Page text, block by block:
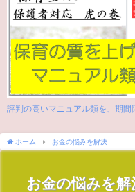
評判の高いマニュアル類を、期
ホーム お金の悩みを解決
お金の悩みを解